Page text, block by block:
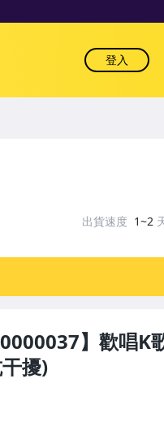
登入
】歡唱K
擾)
出貨速度 1~2